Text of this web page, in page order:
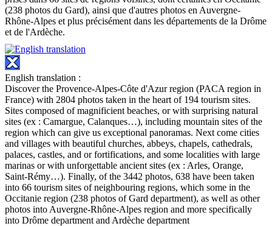
(238 photos du Gard), ainsi que d'autres photos en Auvergne-
Rhône-Alpes et plus précisément dans les départements de la Drôme
et de l'Ardèche.
English translation :
Discover the Provence-Alpes-Côte d'Azur region (PACA region in
France) with 2804 photos taken in the heart of 194 tourism sites.
Sites composed of magnificient beaches, or with surprising natural
sites (ex : Camargue, Calanques…), including mountain sites of the
region which can give us exceptional panoramas. Next come cities
and villages with beautiful churches, abbeys, chapels, cathedrals,
palaces, castles, and or fortifications, and some localities with large
marinas or with unforgettable ancient sites (ex : Arles, Orange,
Saint-Rémy…). Finally, of the 3442 photos, 638 have been taken
into 66 tourism sites of neighbouring regions, which some in the
Occitanie region (238 photos of Gard department), as well as other
photos into Auvergne-Rhône-Alpes region and more specifically
into Drôme department and Ardèche department